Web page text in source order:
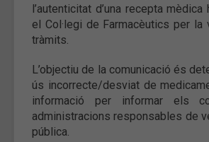
l’autenticitat d’una recepta mèdica
el Col·legi de Farmacèutics per
tràmits.
L’objectiu de la comunicació és
ús incorrecte/desviat de
informació per informar els
administracions responsables de
pública.